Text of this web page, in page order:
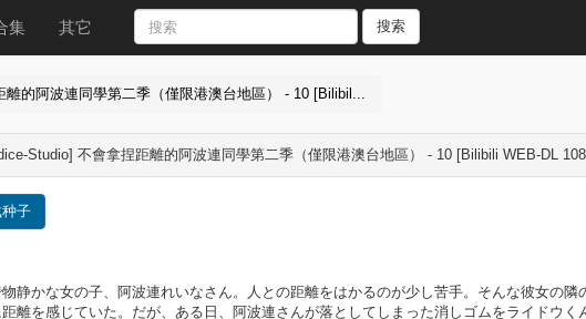
集 其它 搜索
離的阿波連同學第二季（僅限港澳台地區） - 10 [Bilibil...
Studio] 不會拿捏距離的阿波連同學第二季（僅限港澳台地區） - 10 [Bilibili WEB-DL
子
静かな女の子、阿波連れいなさん。人との距離をはかるのが少し苦手。そんな彼女の隣
離を感じていた。だが、ある日、阿波連さんが落としてしまった消しゴムをライドウ